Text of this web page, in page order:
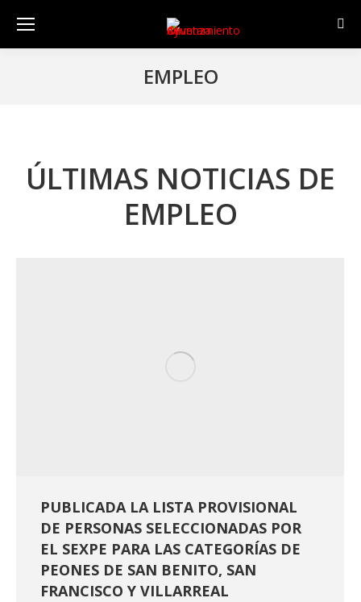
EMPLEO
ÚLTIMAS NOTICIAS DE
EMPLEO
PUBLICADA LA LISTA PROVISIONAL
DE PERSONAS SELECCIONADAS POR
EL SEXPE PARA LAS CATEGORÍAS DE
PEONES DE SAN BENITO, SAN
FRANCISCO Y VILLARREAL